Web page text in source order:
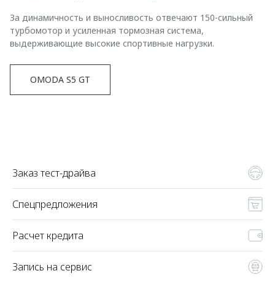
За динамичность и выносливость отвечают 150-сильный
турбомотор и усиленная тормозная система,
выдерживающие высокие спортивные нагрузки.
OMODA S5 GT
Заказ тест-драйва
Спецпредложения
Расчет кредита
Запись на сервис